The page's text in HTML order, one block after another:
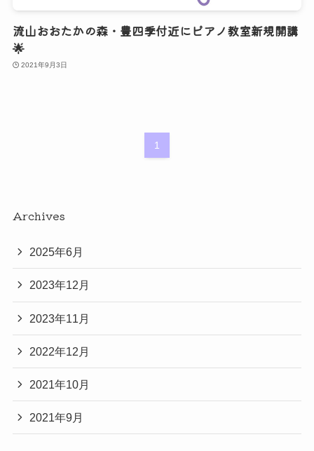
流山おおたかの森・豊四季付近にピアノ教室新規開講
🌟
2021年9月3日
1
Archives
2025年6月
2023年12月
2023年11月
2022年12月
2021年10月
2021年9月